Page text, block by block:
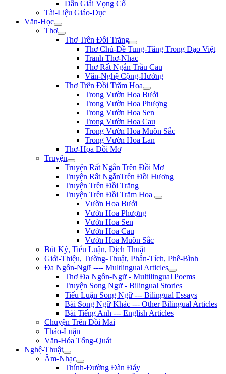
Dẫn Giải Vọng Cổ
Tài-Liệu Giáo-Dục
Văn-Học
Thơ
Thơ Trên Đồi Trăng
Thơ Chủ-Đề Tung-Tăng Trong Đạo Việt
Tranh Thơ-Nhac
Thơ Rất Ngắn Trầu Cau
Văn-Nghệ Cộng-Hưởng
Thơ Trên Đồi Trăm Hoa
Trong Vườn Hoa Bưởi
Trong Vườn Hoa Phượng
Trong Vườn Hoa Sen
Trong Vườn Hoa Cau
Trong Vườn Hoa Muôn Sắc
Trong Vườn Hoa Lan
Thơ-Họa Đồi Mơ
Truyện
Truyện Rất Ngắn Trên Đồi Mơ
Truyện Rất NgắnTrên Đồi Hương
Truyện Trên Đồi Trăng
Truyện Trên Đồi Trăm Hoa
Vườn Hoa Bưởi
Vườn Hoa Phượng
Vườn Hoa Sen
Vườn Hoa Cau
Vườn Hoa Muôn Sắc
Bút Ký, Tiểu Luận, Dịch Thuật
Giới-Thiệu, Tường-Thuật, Phân-Tích, Phê-Bình
Đa Ngôn-Ngữ ---- Multlingual Articles
Thơ Đa Ngôn-Ngữ - Multilingual Poems
Truyện Song Ngữ - Bilingual Stories
Tiểu Luận Song Ngữ --- Bilingual Essays
Bài Song Ngữ Khác --- Other Bilingual Articles
Bài Tiếng Anh --- English Articles
Chuyện Trên Đồi Mai
Thảo-Luận
Văn-Hóa Tổng-Quát
Nghệ-Thuật
Âm-Nhạc
Thính-Đường Đàn Đáy